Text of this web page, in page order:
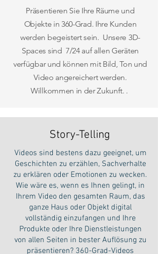
Präsentieren Sie Ihre Räume und
Objekte in 360-Grad. Ihre Kunden
werden begeistert sein. Unsere 3D-
Spaces sind 7/24 auf allen Geräten
verfügbar und können mit Bild, Ton und
Video angereichert werden.
Willkommen in der Zukunft. .
Story-Telling
Videos sind bestens dazu geeignet, um
Geschichten zu erzählen, Sachverhalte
zu erklären oder Emotionen zu wecken.
Wie wäre es, wenn es Ihnen gelingt, in
Ihrem Video den gesamten Raum, das
ganze Haus oder Objekt digital
vollständig einzufangen und Ihre
Produkte oder Ihre Dienstleistungen
von allen Seiten in bester Auflösung zu
präsentieren? 360-Grad-Videos